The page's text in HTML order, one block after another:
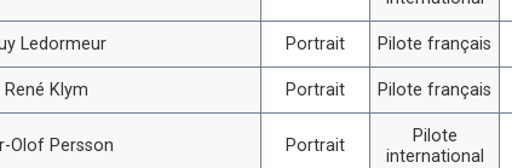
Ledormeur Portrait Pilote français
René Klym Portrait Pilote français
Olof Persson Portrait
Pilote
international